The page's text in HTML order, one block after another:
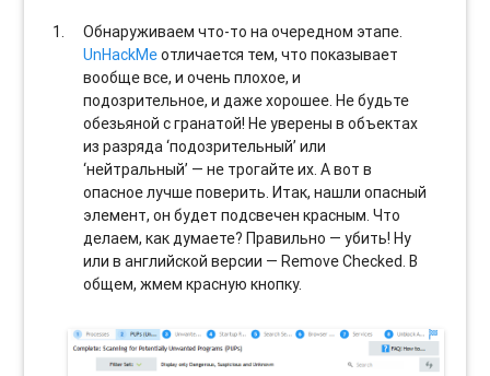
Обнаруживаем что-то на очередном этапе.
UnHackMeотличается тем, что показывает
вообще все, и очень плохое, и
подозрительное, и даже хорошее. Не будьте
обезьяной с гранатой! Не уверены в объектах
из разряда ‘подозрительный’ или
‘нейтральный’ — не трогайте их. А вот в
опасное лучше поверить. Итак, нашли опасный
элемент, он будет подсвечен красным. Что
делаем, как думаете? Правильно — убить! Ну
или в английской версии — Remove Checked. В
общем, жмем красную кнопку.